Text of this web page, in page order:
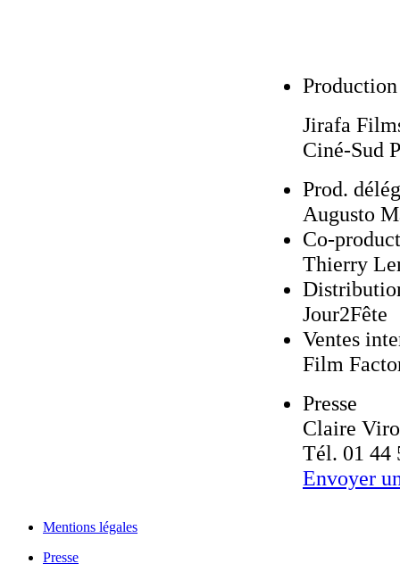
Production
Jirafa
Ciné-Sud
Prod.
Augusto
Co-
Thierry
Jour2Fête
Ventes
Film
Presse
Claire
Tél. 01 44
Envoyer
Mentions légales
Presse